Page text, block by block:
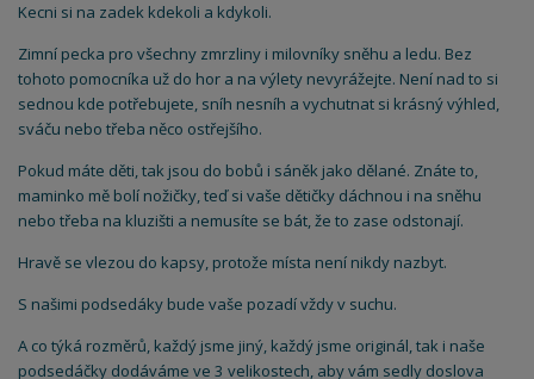
Kecni si na zadek kdekoli a kdykoli.
Zimní pecka pro všechny zmrzliny i milovníky sněhu a ledu. Bez
tohoto pomocníka už do hor a na výlety nevyrážejte. Není nad to si
sednou kde potřebujete, sníh nesníh a vychutnat si krásný výhled,
sváču nebo třeba něco ostřejšího.
Pokud máte děti, tak jsou do bobů i sáněk jako dělané. Znáte to,
maminko mě bolí nožičky, teď si vaše dětičky dáchnou i na sněhu
nebo třeba na kluzišti a nemusíte se bát, že to zase odstonají.
Hravě se vlezou do kapsy, protože místa není nikdy nazbyt.
S našimi podsedáky bude vaše pozadí vždy v suchu.
A co týká rozměrů, každý jsme jiný, každý jsme originál, tak i naše
podsedáčky dodáváme ve 3 velikostech, aby vám sedly doslova